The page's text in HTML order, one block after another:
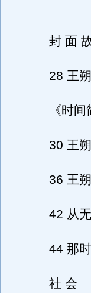
封 面
28 王朔
《时间简
30 王朔
36 王朔:
42 从无
44 那时
社 会